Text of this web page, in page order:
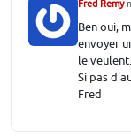
Fred Remy
Ben oui,
envoyer
le veulent.
Si pas
Fred